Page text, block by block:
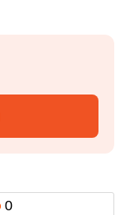
0